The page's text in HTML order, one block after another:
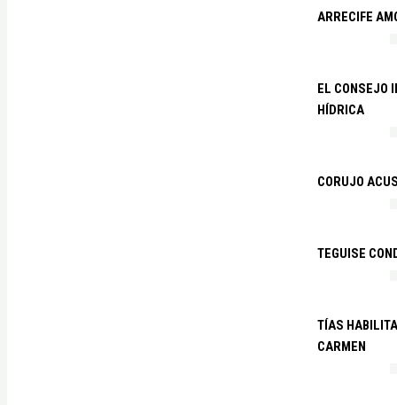
ARRECIFE
EL CONSEJO
HÍDRICA
CORUJO
TEGUISE
TÍAS
CARMEN